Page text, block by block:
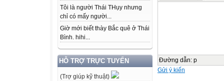
Tôi là người Thái THụy nhưng
chỉ có mấy người...
Giờ mới biết thày Bắc quê ở Thái
Bình. hihi...
HỖ TRỢ TRỰC TUYẾN
(Trợ giúp kỹ thuật)
Đường dẫn: p
Gửi ý kiến